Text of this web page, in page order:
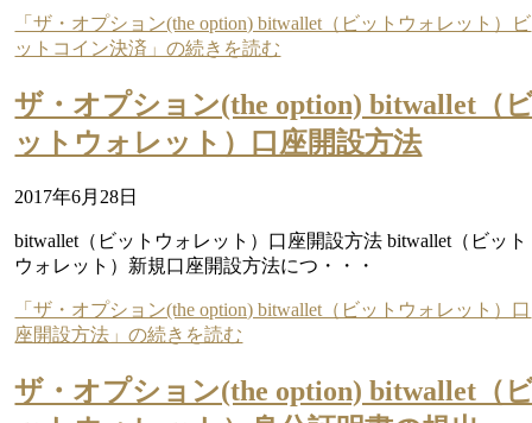
「ザ・オプション(the option) bitwallet（ビットウォレット）ビ
ットコイン決済」の続きを読む
ザ・オプション(the option) bitwallet（
ットウォレット）口座開設方法
2017年6月28日
bitwallet（ビットウォレット）口座開設方法 bitwallet（ビット
ウォレット）新規口座開設方法につ・・・
「ザ・オプション(the option) bitwallet（ビットウォレット）口
座開設方法」の続きを読む
ザ・オプション(the option) bitwallet（